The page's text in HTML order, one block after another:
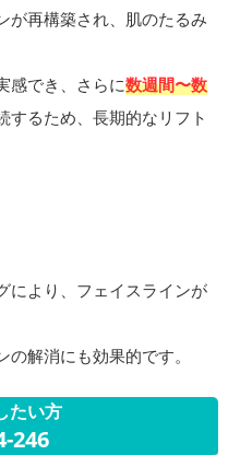
が再構築され、肌のたるみ
感でき、さらに数週間〜数
するため、長期的なリフト
により、フェイスラインが
解消にも効果的です。
たい方
246